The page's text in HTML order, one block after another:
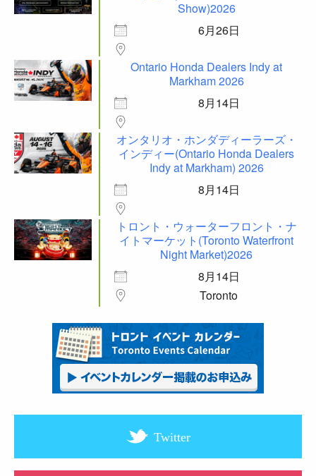
Show)2026
6月26日
Ontario Honda Dealers Indy at
Markham 2026
8月14日
オンタリオ・ホンダディーラーズ・
インディー(Ontario Honda Dealers
Indy at Markham) 2026
8月14日
トロント・ウォーターフロント・ナ
イトマーケット(Toronto Waterfront
Night Market)2026
8月14日
Toronto
Twitter